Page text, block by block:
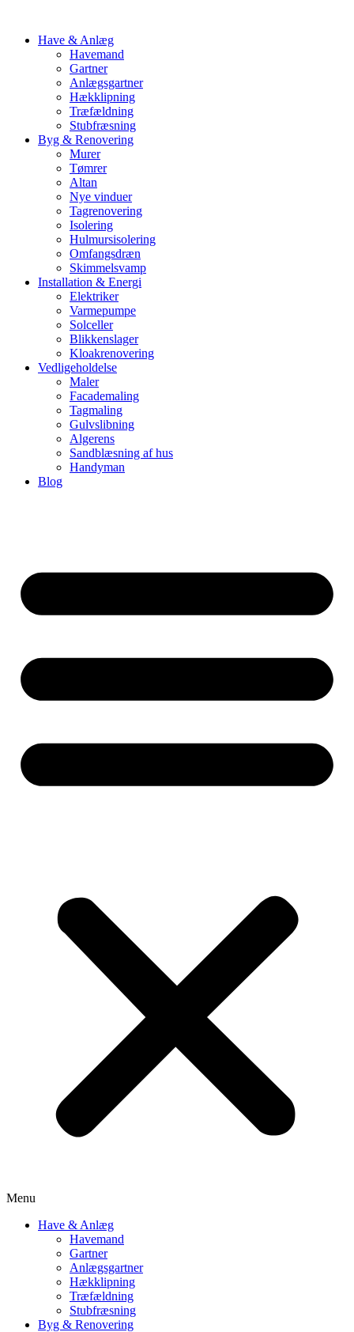
Have & Anlæg
Havemand
Gartner
Anlægsgartner
Hækklipning
Træfældning
Stubfræsning
Byg & Renovering
Murer
Tømrer
Altan
Nye vinduer
Tagrenovering
Isolering
Hulmursisolering
Omfangsdræn
Skimmelsvamp
Installation & Energi
Elektriker
Varmepumpe
Solceller
Blikkenslager
Kloakrenovering
Vedligeholdelse
Maler
Facademaling
Tagmaling
Gulvslibning
Algerens
Sandblæsning af hus
Handyman
Blog
Menu
Have & Anlæg
Havemand
Gartner
Anlægsgartner
Hækklipning
Træfældning
Stubfræsning
Byg & Renovering